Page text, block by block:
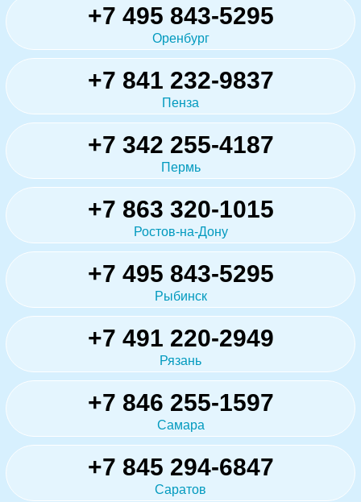
+7 495 843-5295
Оренбург
+7 841 232-9837
Пенза
+7 342 255-4187
Пермь
+7 863 320-1015
Ростов-на-Дону
+7 495 843-5295
Рыбинск
+7 491 220-2949
Рязань
+7 846 255-1597
Самара
+7 845 294-6847
Саратов